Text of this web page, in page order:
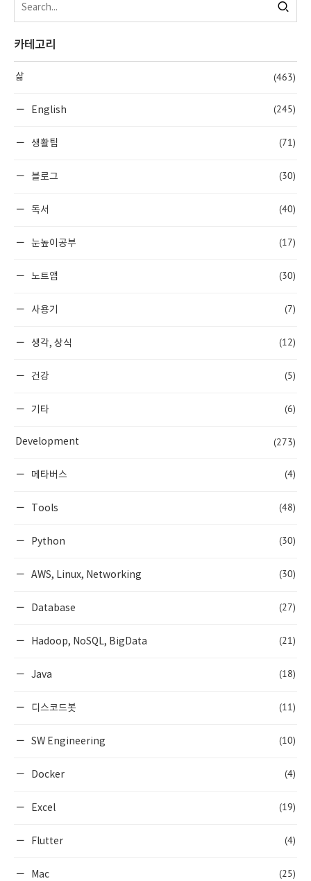
카테고리
삶 (463)
English (245)
생활팁 (71)
블로그 (30)
독서 (40)
눈높이공부 (17)
노트앱 (30)
사용기 (7)
생각, 상식 (12)
건강 (5)
기타 (6)
Development (273)
메타버스 (4)
Tools (48)
Python (30)
AWS, Linux, Networking (30)
Database (27)
Hadoop, NoSQL, BigData (21)
Java (18)
디스코드봇 (11)
SW Engineering (10)
Docker (4)
Excel (19)
Flutter (4)
Mac (25)